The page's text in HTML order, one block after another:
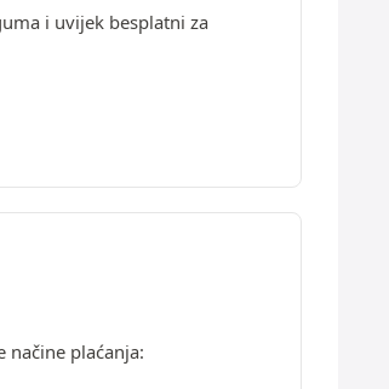
i uvijek besplatni za
načine plaćanja: